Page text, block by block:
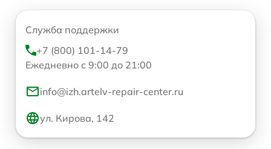
Служба поддержки
+7 (800) 101-14-79
Ежедневно с 9:00 до 21:00
info@izh.artelv-repair-center.ru
ул. Кирова, 142